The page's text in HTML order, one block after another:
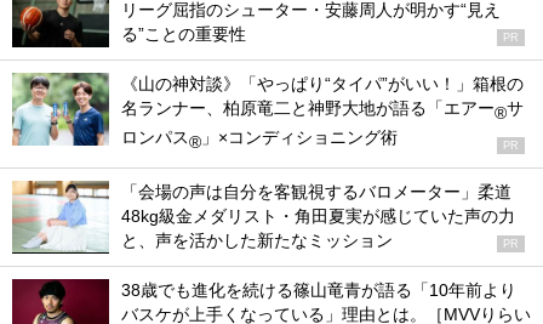
リーグ屈指のシューター・安藤周人が明かす“見え
る”ことの重要性
PR
《山の神対談》「やっぱり“タイパ”がいい！」箱根の
名ランナー、柏原竜二と神野大地が語る「エアー®サ
ロンパス® 」×コンディショニング術 PR
「会場の声は自分を客観視するバロメーター」柔道
48kg級金メダリスト・角田夏実が感じていた声の力
と、声を活かした新たなミッション
PR
38歳でも進化を続ける篠山竜青が語る「10年前より
バスケが上手くなっている」理由とは。［MVVりらい